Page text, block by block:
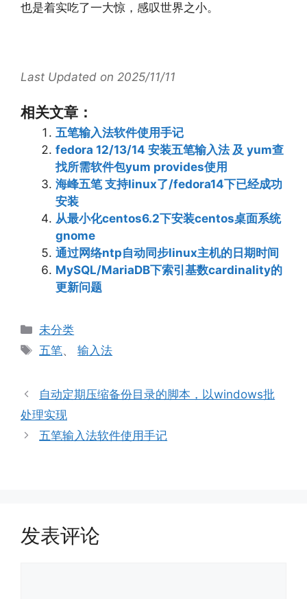
也是着实吃了一大惊，感叹世界之小。
Last Updated on 2025/11/11
相关文章：
五笔输入法软件使用手记
fedora 12/13/14 安装五笔输入法 及 yum查
找所需软件包yum provides使用
海峰五笔 支持linux了/fedora14下已经成功
安装
从最小化centos6.2下安装centos桌面系统
gnome
通过网络ntp自动同步linux主机的日期时间
MySQL/MariaDB下索引基数cardinality的
更新问题
分
类
未分类
标
五笔、输入法
自动定期压缩备份目录的脚本，以windows批
处理实现
五笔输入法软件使用手记
发表评论